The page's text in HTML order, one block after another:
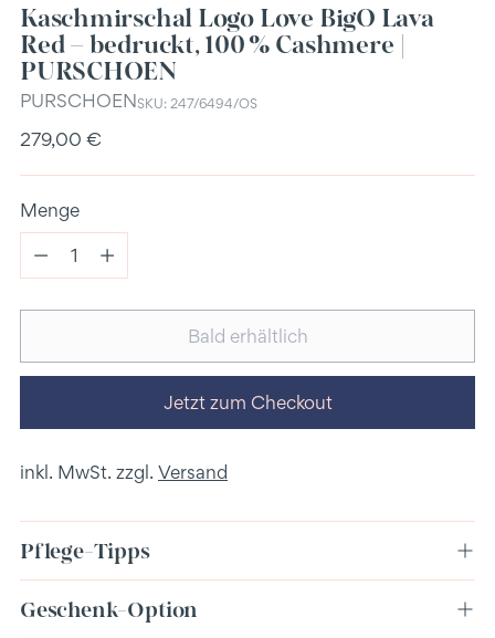
Kaschmirschal Logo Love BigO Lava
Red – bedruckt, 100 % Cashmere |
PURSCHOEN
PURSCHOENSKU: 247/6494/OS
Regulärer
279,00 €
Menge
Menge
Bald erhältlich
Jetzt zum Checkout
inkl. MwSt. zzgl. Versand
Pflege-Tipps
Geschenk-Option